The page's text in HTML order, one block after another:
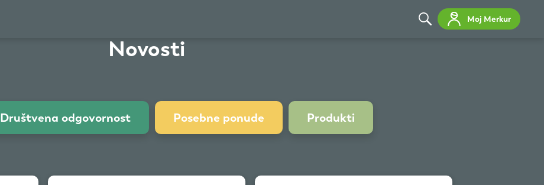
Moj Merkur
Novosti
Društvena odgovornost Posebne ponude Produkti